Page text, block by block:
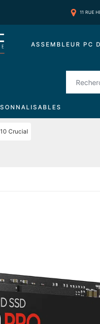
11 RUE
ASSEMBLEUR PC
Crucial